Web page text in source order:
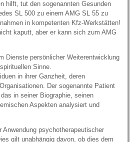
hilft, tut den sogenannten Gesunden
SL 500 zu einem AMG SL 55 zu
in kompetenten Kfz-Werkstätten!
kaputt, aber er kann sich zum AMG
Dienste persönlicher Weiterentwicklung
Sinne.
in ihrer Ganzheit, deren
Der sogenannte Patient
in seiner Biographie, seinen
Aspekten analysiert und
psychotherapeutischer
gilt unabhängig davon, ob dies dem